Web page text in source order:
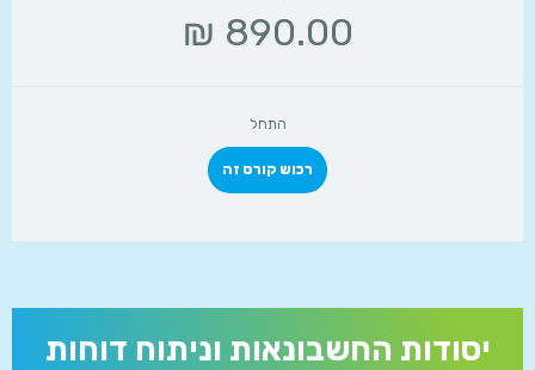
התחל
רכוש קורס זה
יסודות החשבונאות וניתוח דוחות